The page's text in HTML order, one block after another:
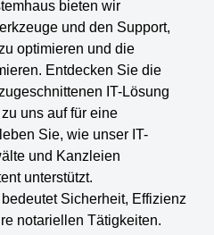
bieten wir
und den Support,
optimieren und die
Entdecken Sie die
IT-Lösung
uns auf für eine
Sie, wie unser IT-
und Kanzleien
unterstützt.
Sicherheit, Effizienz
notariellen Tätigkeiten.